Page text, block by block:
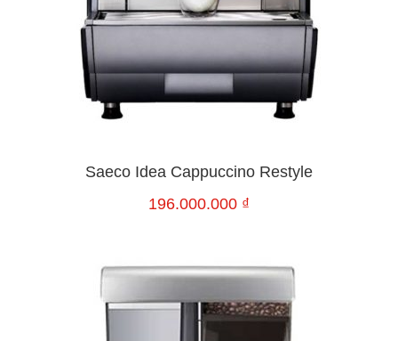
Saeco Idea Cappuccino Restyle
196.000.000 ₫